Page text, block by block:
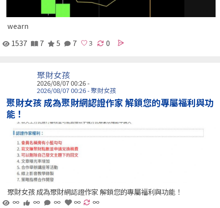
wearn
1537
7 5 7 0
聚財女孩
2026/08/07 00:26 -
2026/08/07 00:26 - 聚財女孩
聚財女孩 成為聚財網認證作家 解鎖您的專屬福利與功
能！
聚財女孩 成為聚財網認證作家 解鎖您的專屬福利與功能！
∞
∞ ∞ ∞ ∞